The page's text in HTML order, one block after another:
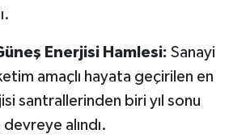
Enerjisi Hamlesi: Sanayi
amaçlı hayata geçirilen en
santrallerinden biri yıl sonu
alındı.